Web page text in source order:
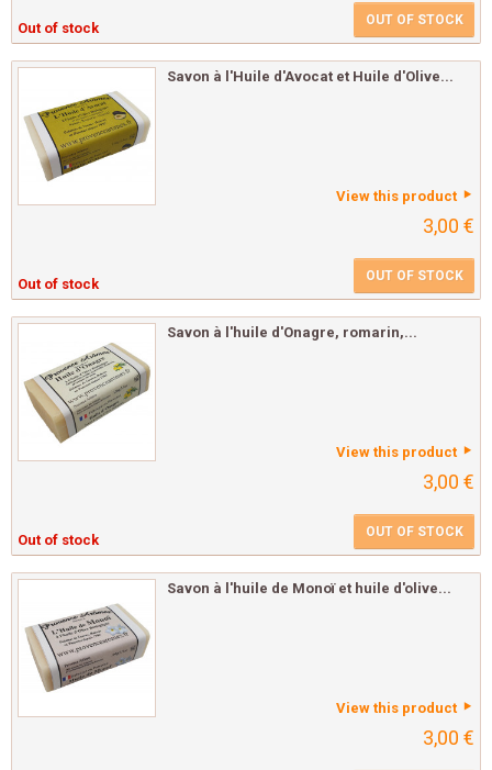
Out of stock OUT OF STOCK
Savon à l'Huile d'Avocat et Huile d'Olive...
View this product
3,00 €
Out of stock OUT OF STOCK
Savon à l'huile d'Onagre, romarin,...
View this product
3,00 €
Out of stock OUT OF STOCK
Savon à l'huile de Monoï et huile d'olive...
View this product
3,00 €